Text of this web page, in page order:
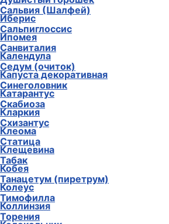
Сальвия (Шалфей)
Сальпиглоссис
Санвиталия
Седум (очиток)
Синеголовник
Скабиоза
Схизантус
Статица
Табак
Танацетум (пиретрум)
Тимофилла
Торения
Иберис
Ипомея
Календула
Капуста декоративная
Катарантус
Кларкия
Клеома
Клещевина
Кобея
Колеус
Коллинзия